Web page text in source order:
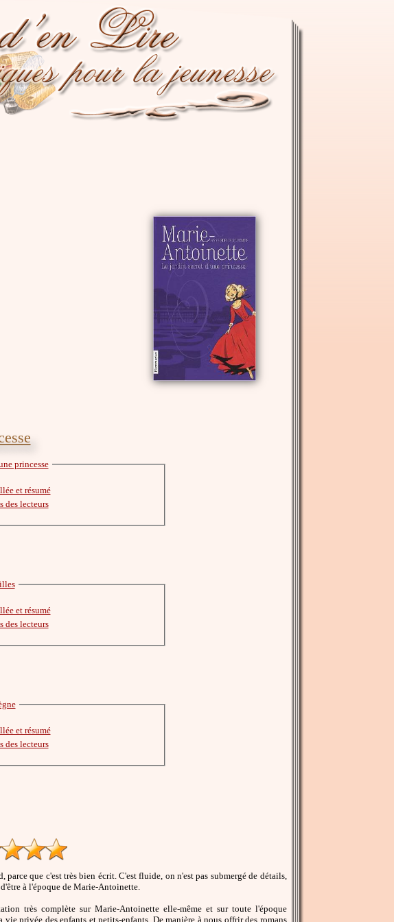
princesse
et résumé
des lecteurs
et résumé
des lecteurs
et résumé
des lecteurs
que c'est très bien écrit. C'est fluide, on n'est pas submergé de détails,
à l'époque de Marie-Antoinette.
très complète sur Marie-Antoinette elle-même et sur toute l'époque
privée des enfants et petits-enfants. De manière à nous offrir des romans